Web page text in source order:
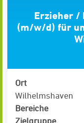
Erzieher /
(m/w/d) für
Ort
Wilhelmshaven
Bereiche
Zielgruppe